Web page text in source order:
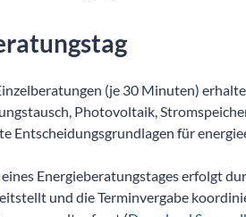
(je 30 Minuten)
Photovoltaik,
Entscheidungsgrundlagen für
Energieberatungstages erfolgt
und die Terminvergabe